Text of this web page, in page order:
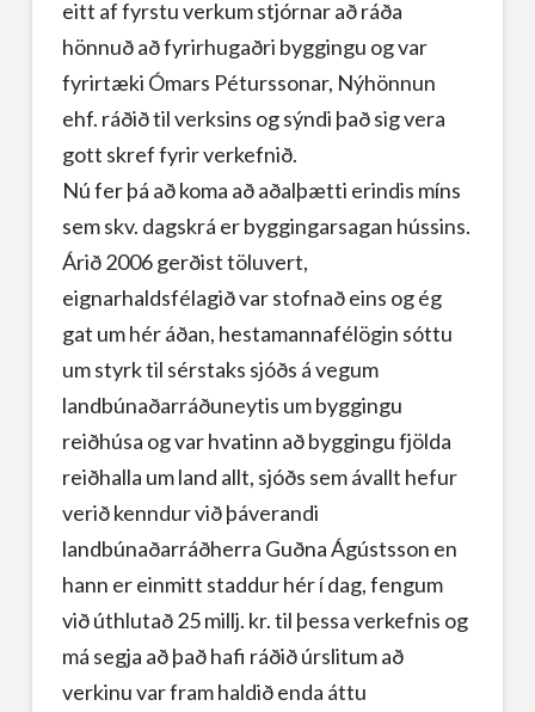
eitt af fyrstu verkum stjórnar að ráða
hönnuð að fyrirhugaðri byggingu og var
fyrirtæki Ómars Péturssonar, Nýhönnun
ehf. ráðið til verksins og sýndi það sig vera
gott skref fyrir verkefnið.
Nú fer þá að koma að aðalþætti erindis míns
sem skv. dagskrá er byggingarsagan hússins.
Árið 2006 gerðist töluvert,
eignarhaldsfélagið var stofnað eins og ég
gat um hér áðan, hestamannafélögin sóttu
um styrk til sérstaks sjóðs á vegum
landbúnaðarráðuneytis um byggingu
reiðhúsa og var hvatinn að byggingu fjölda
reiðhalla um land allt, sjóðs sem ávallt hefur
verið kenndur við þáverandi
landbúnaðarráðherra Guðna Ágústsson en
hann er einmitt staddur hér í dag, fengum
við úthlutað 25 millj. kr. til þessa verkefnis og
má segja að það hafi ráðið úrslitum að
verkinu var fram haldið enda áttu